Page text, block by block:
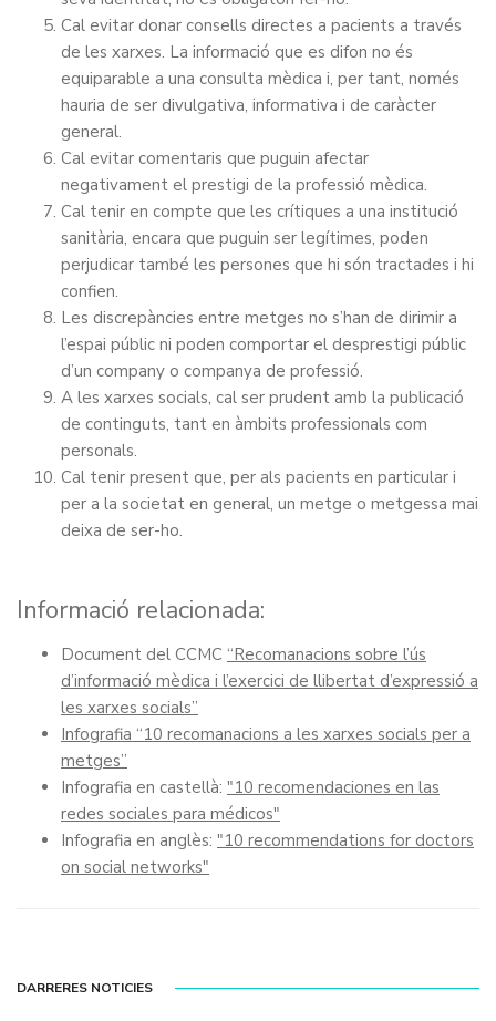
Cal evitar donar consells directes a pacients a través
de les xarxes. La informació que es difon no és
equiparable a una consulta mèdica i, per tant, només
hauria de ser divulgativa, informativa i de caràcter
general.
Cal evitar comentaris que puguin afectar
negativament el prestigi de la professió mèdica.
Cal tenir en compte que les crítiques a una institució
sanitària, encara que puguin ser legítimes, poden
perjudicar també les persones que hi són tractades i hi
confien.
Les discrepàncies entre metges no s’han de dirimir a
l’espai públic ni poden comportar el desprestigi públic
d’un company o companya de professió.
A les xarxes socials, cal ser prudent amb la publicació
de continguts, tant en àmbits professionals com
personals.
Cal tenir present que, per als pacients en particular i
per a la societat en general, un metge o metgessa mai
deixa de ser-ho.
Informació relacionada:
Document del CCMC “Recomanacions sobre l’ús
d’informació mèdica i l’exercici de llibertat d’expressió a
les xarxes socials”
Infografia “10 recomanacions a les xarxes socials per a
metges”
Infografia en castellà: "10 recomendaciones en las
redes sociales para médicos"
Infografia en anglès: "10 recommendations for doctors
on social networks"
DARRERES NOTICIES